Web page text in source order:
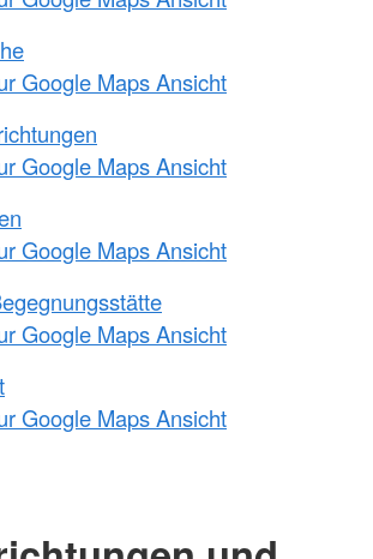
Google Maps Ansicht
Google Maps Ansicht
Google Maps Ansicht
Google Maps Ansicht
Google Maps Ansicht